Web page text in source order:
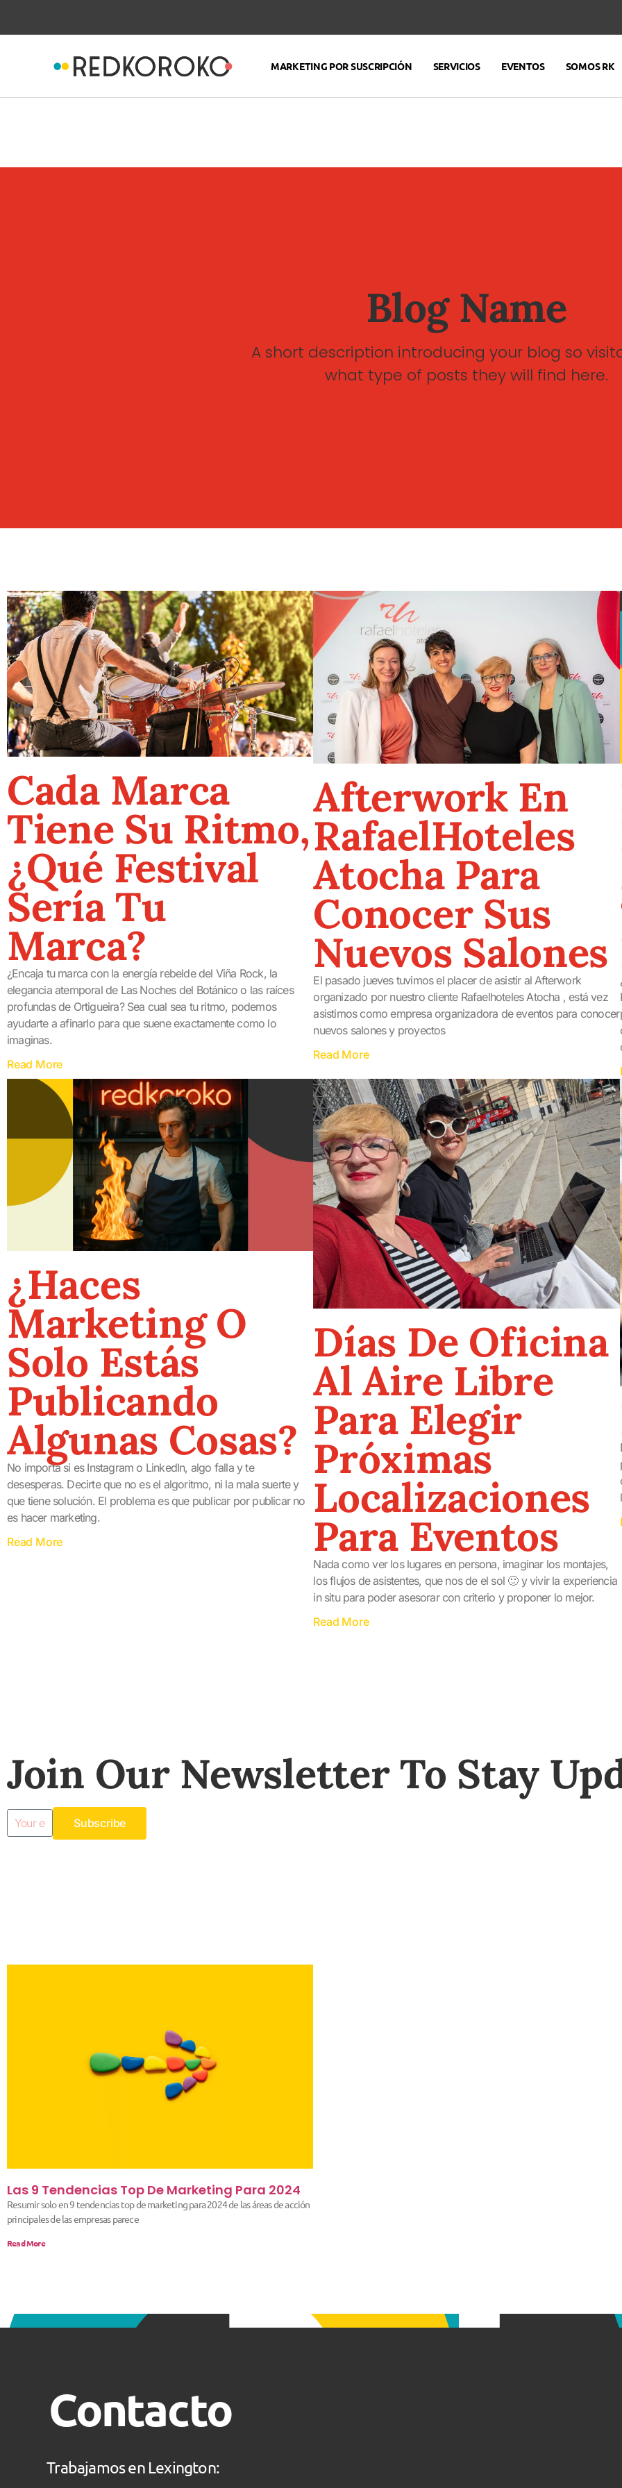
MARKETING POR SUSCRIPCIÓN SERVICIOS EVENTOS SOMOS RK
Blog Name
A short description introducing your blog so
what type of posts they will find here.
Cada Marca
Tiene Su Ritmo,
¿Qué Festival
Sería Tu
Marca?
¿Encaja tu marca con la energía rebelde del Viña Rock, la
elegancia atemporal de Las Noches del Botánico o las raíces
profundas de Ortigueira? Sea cual sea tu ritmo, podemos
ayudarte a afinarlo para que suene exactamente como lo
imaginas.
Read More
Afterwork En
RafaelHoteles
Atocha Para
Conocer Sus
Nuevos Salones
El pasado jueves tuvimos el placer de asistir al Afterwork
organizado por nuestro cliente Rafaelhoteles Atocha , está vez
asistimos como empresa organizadora de eventos para conocer
nuevos salones y proyectos
Read More
¿Haces
Marketing O
Solo Estás
Publicando
Algunas Cosas?
No importa si es Instagram o LinkedIn, algo falla y te
desesperas. Decirte que no es el algoritmo, ni la mala suerte y
que tiene solución. El problema es que publicar por publicar no
es hacer marketing.
Read More
Días De Oficina
Al Aire Libre
Para Elegir
Próximas
Localizaciones
Para Eventos
Nada como ver los lugares en persona, imaginar los montajes,
los flujos de asistentes, que nos de el sol 🙂 y vivir la experiencia
in situ para poder asesorar con criterio y proponer lo mejor.
Read More
Join Our Newsletter To Stay
Subscribe
Las 9 Tendencias Top De Marketing Para 2024
Resumir solo en 9 tendencias top de marketing para 2024 de las áreas de acción
principales de las empresas parece
Read More
Contacto
Trabajamos en Lexington: